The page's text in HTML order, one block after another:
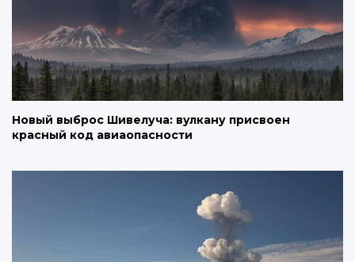
Новый выброс Шивелуча: вулкану присвоен
красный код авиаопасности